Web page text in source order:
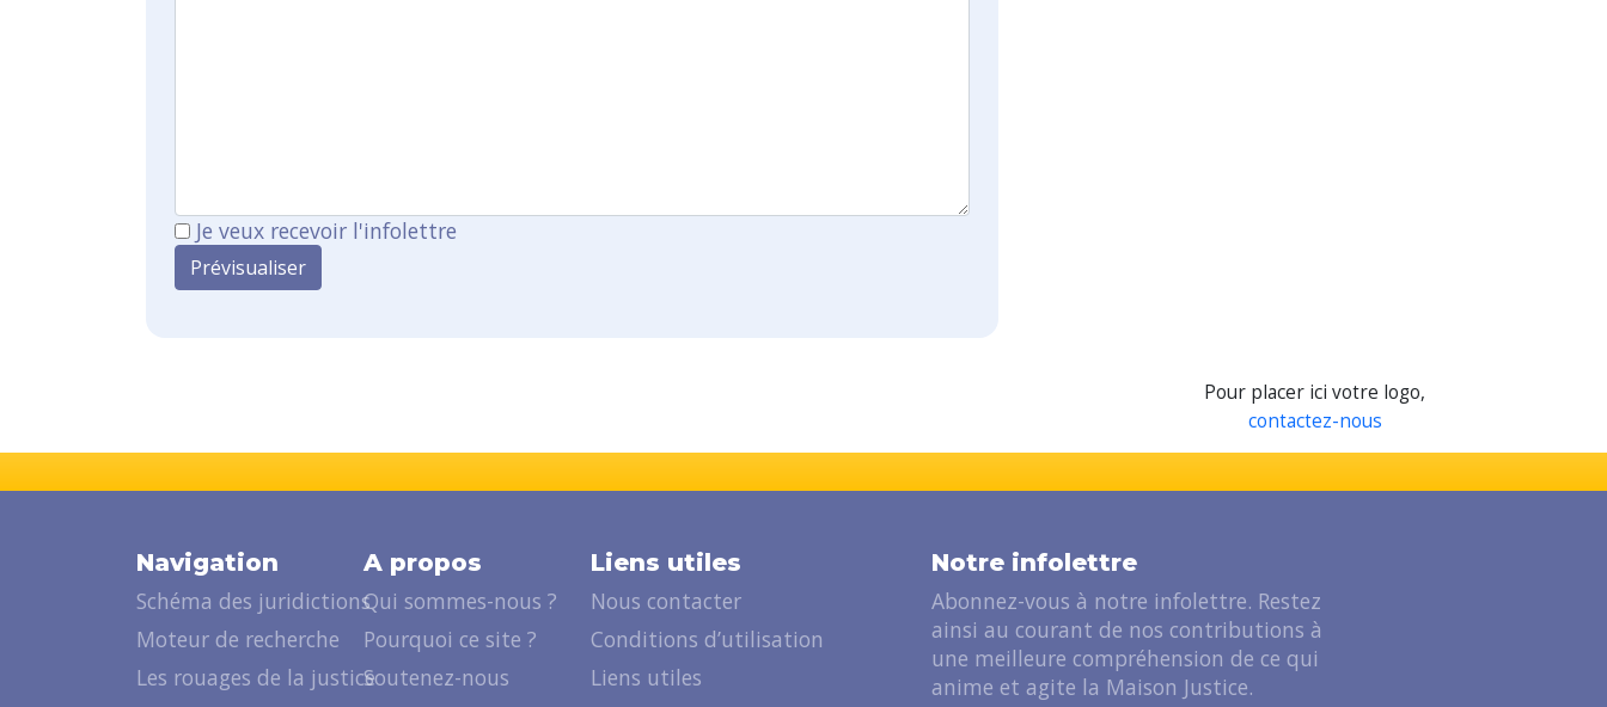
Je veux recevoir l'infolettre
Pour placer ici votre logo,
contactez-nous
Navigation
Schéma des juridictions
Moteur de recherche
Les rouages de la justice
A propos
Qui sommes-nous ?
Pourquoi ce site ?
Soutenez-nous
Liens utiles
Nous contacter
Conditions d’utilisation
Liens utiles
Notre infolettre
Abonnez-vous à notre infolettre. Restez
ainsi au courant de nos contributions à
une meilleure compréhension de ce qui
anime et agite la Maison Justice.